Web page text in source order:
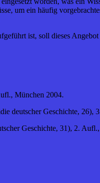
um ein häufig
ist, soll dieses
München 2004.
deutscher Geschichte, 26),
Geschichte, 31), 2.